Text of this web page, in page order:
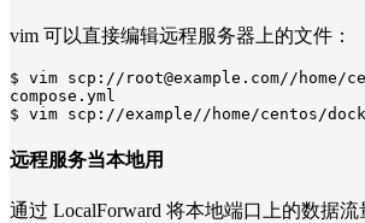
vim 可以直接编辑远程服务器上的文件：
$ vim scp://root@example.com//home/
compose.yml
$ vim scp://example//home/centos/
远程服务当本地用
通过 LocalForward 将本地端口上的数据流